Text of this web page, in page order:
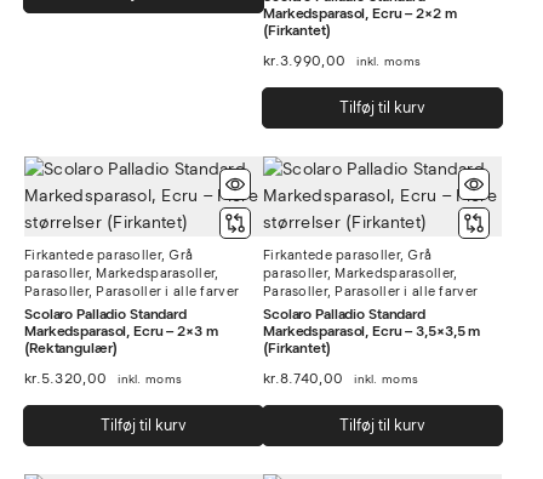
Markedsparasol, Ecru – 2×2 m
(Firkantet)
kr.3.990,00 inkl. moms
Tilføj til kurv
Firkantede parasoller, Grå
parasoller, Markedsparasoller,
Parasoller, Parasoller i alle farver
Scolaro Palladio Standard
Markedsparasol, Ecru – 2×3 m
(Rektangulær)
kr.5.320,00 inkl. moms
Tilføj til kurv
Firkantede parasoller, Grå
parasoller, Markedsparasoller,
Parasoller, Parasoller i alle farver
Scolaro Palladio Standard
Markedsparasol, Ecru – 3,5×3,5 m
(Firkantet)
kr.8.740,00 inkl. moms
Tilføj til kurv